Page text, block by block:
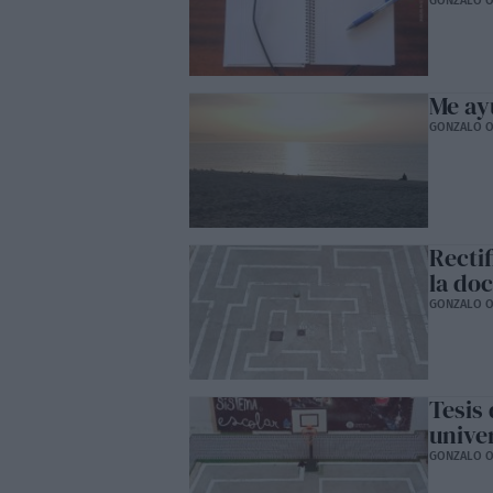
Me
GONZALO
la
GONZALO
GONZALO